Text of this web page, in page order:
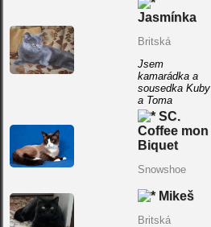
Jasmínka
Britská
Jsem
kamarádka a
sousedka Kuby
a Toma
SC.
Coffee mon
Biquet
Snowshoe
Mikeš
Britská